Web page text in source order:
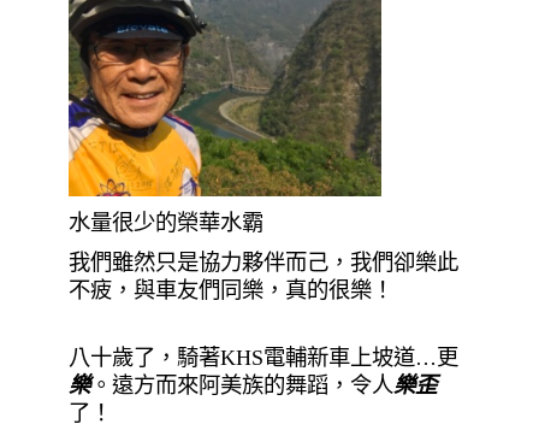
水量很少的榮華水霸
我們雖然只是協力夥伴而己，我們卻樂此
不疲，與車友們同樂，真的很樂！
八十歲了，騎著KHS電輔新車上坡道…更
樂。遠方而來阿美族的舞蹈，令人樂歪
了！